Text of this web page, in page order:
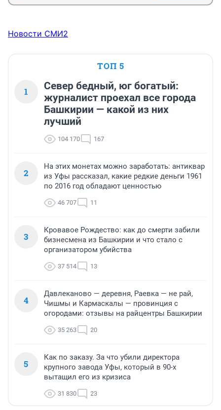
Новости СМИ2
ТОП 5
1
Север бедный, юг богатый:
журналист проехал все города
Башкирии — какой из них
лучший
104 170 167
2
На этих монетах можно заработать: антиквар
из Уфы рассказал, какие редкие деньги 1961
по 2016 год обладают ценностью
46 707 11
3
Кровавое Рождество: как до смерти забили
бизнесмена из Башкирии и что стало с
организатором убийства
37 514 13
4
Давлеканово — деревня, Раевка — не рай,
Чишмы и Кармаскалы — провинция с
огородами: отзывы на райцентры Башкирии
35 263 20
5
Как по заказу. За что убили директора
крупного завода Уфы, который в 90-х
вытащил его из кризиса
31 830 23